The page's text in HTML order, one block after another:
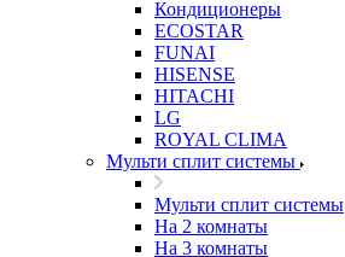
Кондиционеры
ECOSTAR
FUNAI
HISENSE
HITACHI
LG
ROYAL CLIMA
Мульти сплит системы
Мульти сплит системы
На 2 комнаты
На 3 комнаты